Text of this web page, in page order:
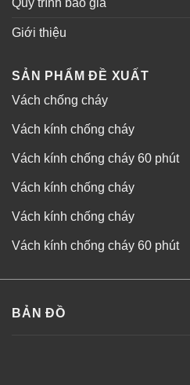
Quy trình báo giá
Giới thiệu
SẢN PHẨM ĐỀ XUẤT
Vách chống cháy
Vách kính chống cháy
Vách kính chống cháy 60 phút
Vách kính chống cháy
Vách kính chống cháy
Vách kính chống cháy 60 phút
BẢN ĐỒ